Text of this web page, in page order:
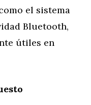
el sistema
Bluetooth,
útiles en